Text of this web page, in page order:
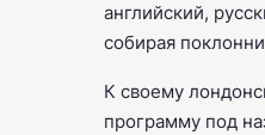
английский,
собирая
К своему
программу под